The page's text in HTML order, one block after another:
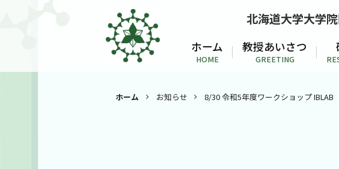
北海道大学大学
ホーム
HOME
教授あいさつ
GREETING
ホーム お知らせ 8/30 令和5年度ワークショップ IBLAB